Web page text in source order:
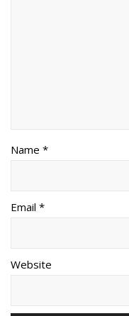
Name *
Email *
Website